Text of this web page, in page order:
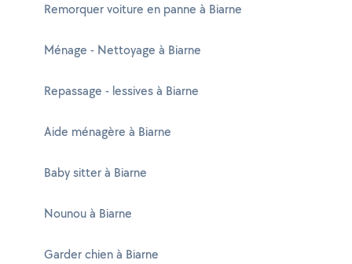
Remorquer voiture en panne à Biarne
Ménage - Nettoyage à Biarne
Repassage - lessives à Biarne
Aide ménagère à Biarne
Baby sitter à Biarne
Nounou à Biarne
Garder chien à Biarne